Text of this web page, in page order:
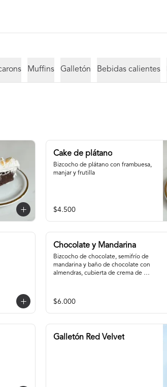
Muffins Galletón Bebidas calientes
Cake de plátano
Bizcocho de plátano con frambuesa,
manjar y frutilla
$4.500
Chocolate y Mandarina
Bizcocho de chocolate, semifrío de
mandarina y baño de chocolate con
almendras, cubierta de crema de
$6.000
Galletón Red Velvet